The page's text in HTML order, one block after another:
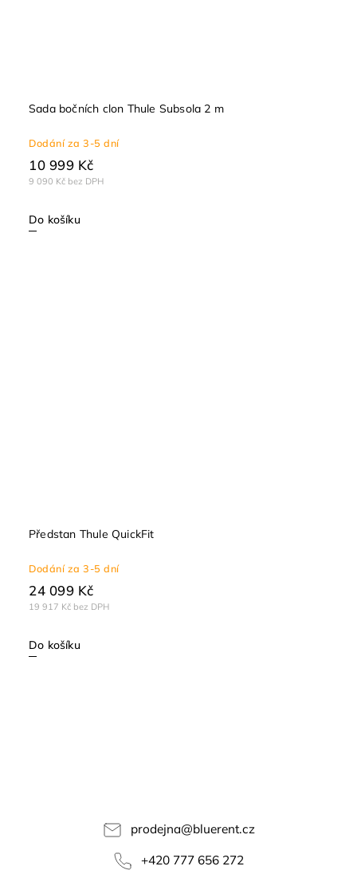
Sada bočních clon Thule Subsola 2 m
Dodání za 3-5 dní
9 090 Kč bez DPH
10 999 Kč
Do košíku
Předstan Thule QuickFit
Dodání za 3-5 dní
19 917 Kč bez DPH
24 099 Kč
Do košíku
prodejna@bluerent.cz
+420 777 656 272